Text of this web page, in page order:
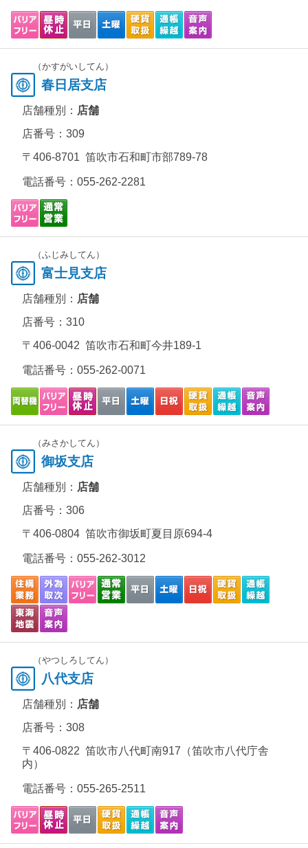
（かすがいしてん）
春日居支店
店舗種別： 店舗
店番号：309
〒406-8701 笛吹市石和町市部789-78
電話番号： 055-262-2281
（ふじみしてん）
富士見支店
店舗種別： 店舗
店番号：310
〒406-0042 笛吹市石和町今井189-1
電話番号： 055-262-0071
（みさかしてん）
御坂支店
店舗種別： 店舗
店番号：306
〒406-0804 笛吹市御坂町夏目原694-4
電話番号： 055-262-3012
（やつしろしてん）
八代支店
店舗種別： 店舗
店番号：308
〒406-0822 笛吹市八代町南917（笛吹市八代庁舎
内）
電話番号： 055-265-2511